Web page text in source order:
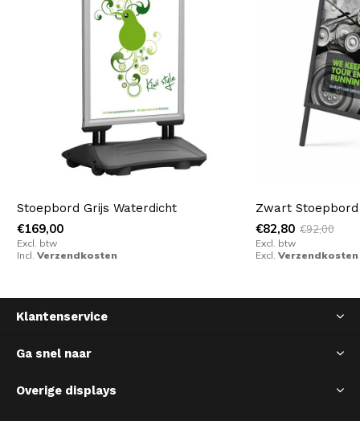
Stoepbord Grijs Waterdicht
€169,00
Excl. btw
Incl. Verzendkosten
Zwart
€82,80 €92,00
Excl. btw
Excl. Verzendkosten
Klantenservice
Ga snel naar
Overige displays